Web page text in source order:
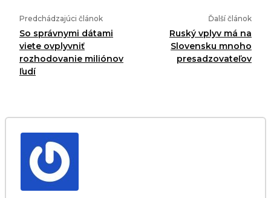
Predchádzajúci článok
So správnymi dátami
viete ovplyvniť
rozhodovanie miliónov
ľudí
Ďalší článok
Ruský vplyv má na
Slovensku mnoho
presadzovateľov